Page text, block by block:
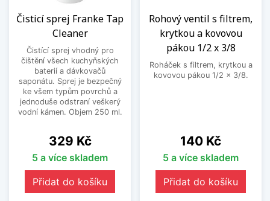
Čisticí sprej Franke Tap
Cleaner
Čistící sprej vhodný pro
čištění všech kuchyňských
baterií a dávkovačů
saponátu. Sprej je bezpečný
ke všem typům povrchů a
jednoduše odstraní veškerý
vodní kámen. Objem 250 ml.
Cena
329 Kč
5 a více skladem
Přidat do košíku
Rohový ventil s filtrem,
krytkou a kovovou
pákou 1/2 x 3/8
Roháček s filtrem, krytkou a
kovovou pákou 1/2 x 3/8.
Cena
140 Kč
5 a více skladem
Přidat do košíku